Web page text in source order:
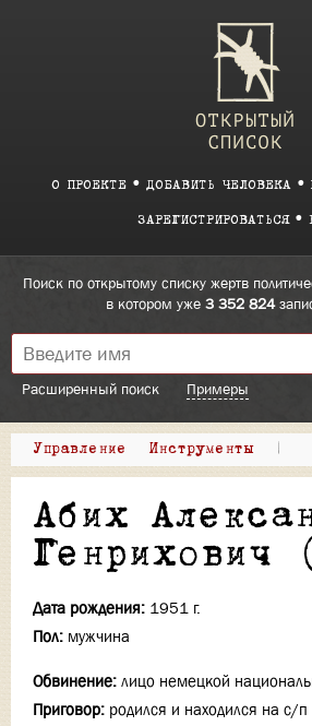
О ПРОЕКТЕ ДОБАВИТЬ ЧЕЛОВЕКА
ЗАРЕГИСТРИРОВАТЬСЯ
Поиск по открытому списку жертв
в котором уже 3 352 824
Расширенный поиск Примеры
Управление Инструменты |
Абих
Генрихович
Дата рождения: 1951 г.
Пол: мужчина
Обвинение: лицо немецкой
Приговор: родился и находился на с/